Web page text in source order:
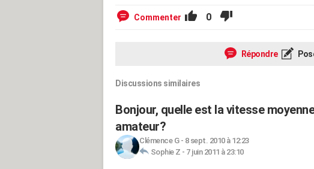
Commenter 0
Répondre
Discussions similaires
Bonjour, quelle est la vitesse
amateur?
Clémence G- 8 sept. 2010 à 12:23
Sophie Z - 7 juin 2011 à 23:10